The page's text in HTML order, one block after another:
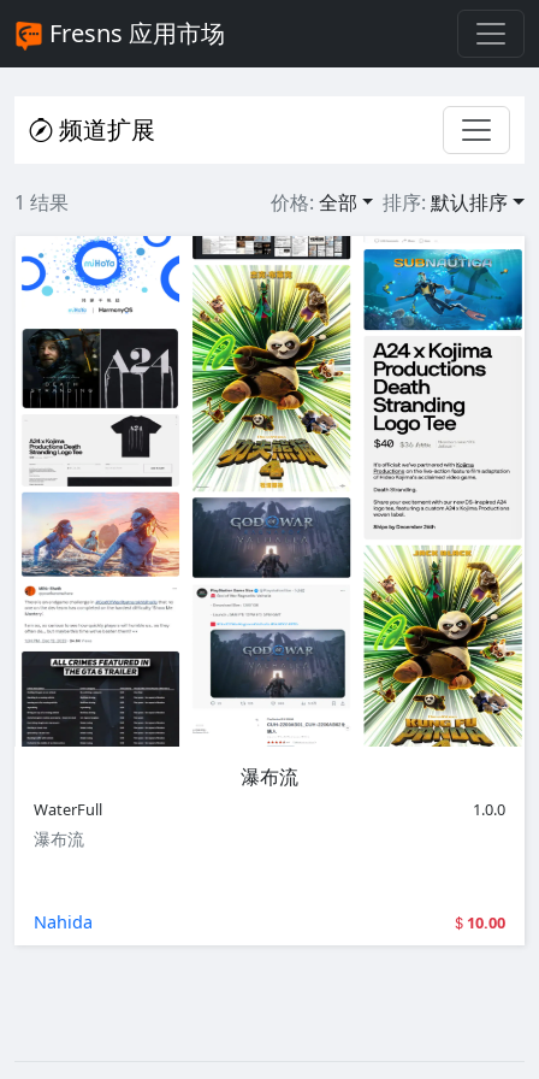
Fresns 应用市场
频道扩展
1 结果 价格: 全部 排序:默认排序
瀑布流
WaterFull 1.0.0
瀑布流
Nahida 10.00